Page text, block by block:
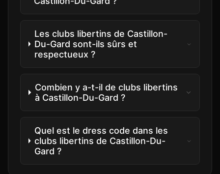
Les clubs libertins de Castillon-
Du-Gard sont-ils sûrs et
respectueux ?
Combien y a-t-il de clubs libertins
à Castillon-Du-Gard ?
Quel est le dress code dans les
clubs libertins de Castillon-Du-
Gard ?